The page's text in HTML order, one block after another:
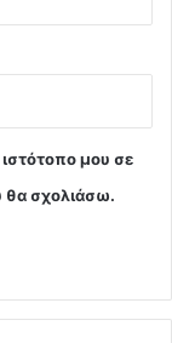
μου σε
θα σχολιάσω.